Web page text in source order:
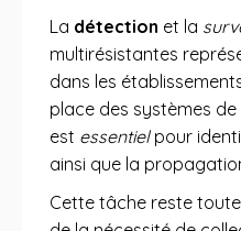
La détection et la
multirésistantes
dans les
place des systèmes
est essentielpour
ainsi que la
Cette tâche reste